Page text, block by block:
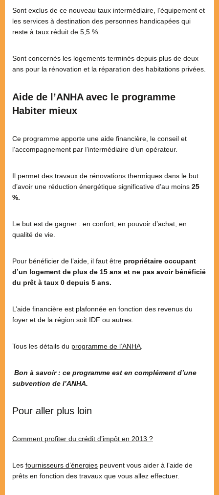
Sont exclus de ce nouveau taux intermédiaire, l’équipement et
les services à destination des personnes handicapées qui
reste à taux réduit de 5,5 %.
Sont concernés les logements terminés depuis plus de deux
ans pour la rénovation et la réparation des habitations privées.
Aide de l’ANHA avec le programme
Habiter mieux
Ce programme apporte une aide financière, le conseil et
l’accompagnement par l’intermédiaire d’un opérateur.
Il permet des travaux de rénovations thermiques dans le but
d’avoir une réduction énergétique significative d’au moins 25
%.
Le but est de gagner : en confort, en pouvoir d’achat, en
qualité de vie.
Pour bénéficier de l’aide, il faut être propriétaire occupant
d’un logement de plus de 15 ans et ne pas avoir bénéficié
du prêt à taux 0 depuis 5 ans.
L’aide financière est plafonnée en fonction des revenus du
foyer et de la région soit IDF ou autres.
Tous les détails du programme de l’ANHA
Bon à savoir : ce programme est en complément d’une
subvention de l’ANHA.
Pour aller plus loin
Comment profiter du crédit d’impôt en 2013 ?
Les fournisseurs d’énergies peuvent vous aider à l’aide de
prêts en fonction des travaux que vous allez effectuer.